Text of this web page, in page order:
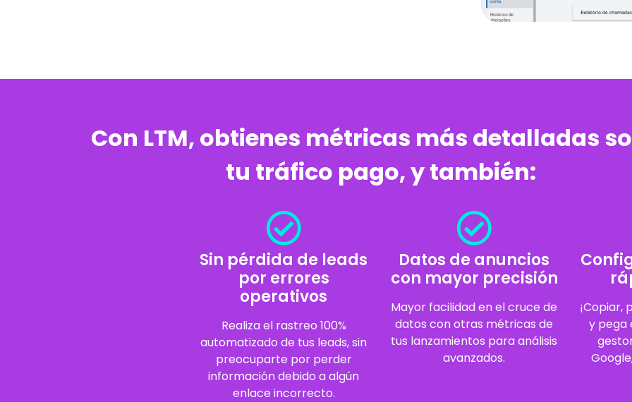
Con LTM, obtienes métricas más detalladas
tu tráfico pago, y también:
Sin pérdida de leads
por errores
operativos
Realiza el rastreo 100%
automatizado de tus leads, sin
preocuparte por perder
información debido a algún
enlace incorrecto.
Datos de anuncios
con mayor precisión
Mayor facilidad en el cruce de
datos con otras métricas de
tus lanzamientos para análisis
avanzados.
¡Copiar,
y pega